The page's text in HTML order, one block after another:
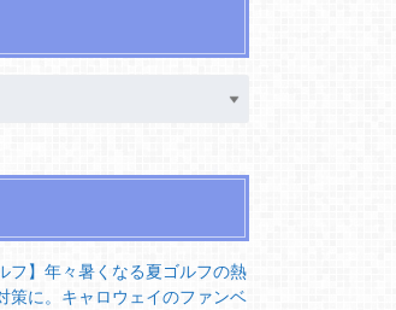
フ】年々暑くなる夏ゴルフの熱
策に。キャロウェイのファンベ